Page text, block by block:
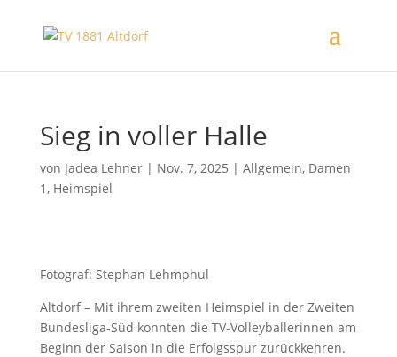
Sieg in voller Halle
von Jadea Lehner| Nov. 7, 2025 | Allgemein, Damen
1, Heimspiel
Fotograf: Stephan Lehmphul
Altdorf – Mit ihrem zweiten Heimspiel in der Zweiten
Bundesliga-Süd konnten die TV-Volleyballerinnen am
Beginn der Saison in die Erfolgsspur zurückkehren.